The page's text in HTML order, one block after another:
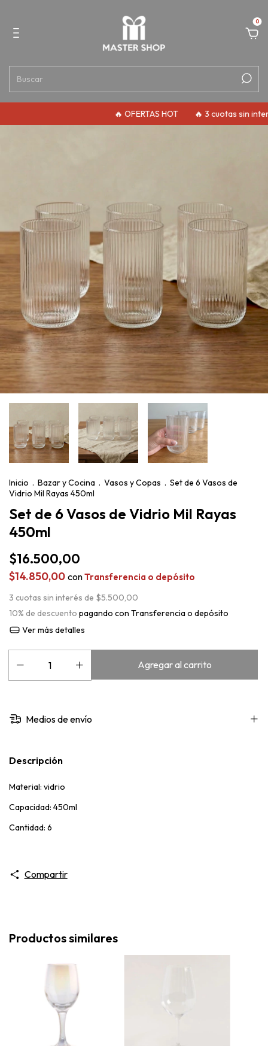
0
🔥 OFERTAS HOT 🔥 3 cuotas sin interés
Inicio . Bazar y Cocina . Vasos y Copas . Set de 6 Vasos de
Vidrio Mil Rayas 450ml
Set de 6 Vasos de Vidrio Mil Rayas
450ml
$16.500,00
$14.850,00 conTransferencia o depósito
3 cuotas sin interés de $5.500,00
10% de descuento pagando con Transferencia o depósito
Ver más detalles
Medios de envío
Descripción
Material: vidrio
Capacidad: 450ml
Cantidad: 6
Compartir
Productos similares